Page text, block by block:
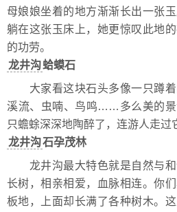
母娘娘坐着的地方渐渐长出一张
躺在这张玉床上，她更惊叹此地
的功劳。
龙井沟蛤蟆石
大家看这块石头多像一只蹲着
溪流、虫喃、鸟鸣……多么美的景
只蟾蜍深深地陶醉了，连游人走过
龙井沟石孕茂林
龙井沟最大特色就是自然与和
长树，相亲相爱，血脉相连。你
板地，上面却长满了各种树木。